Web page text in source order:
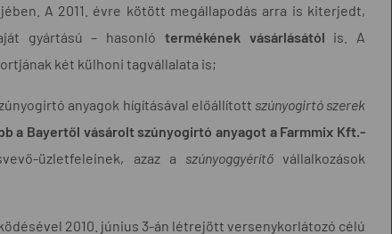
A 2011. évre kötött megállapodás arra is kiterjedt,
gyártású – hasonló termékének vásárlásától is. A
két külhoni tagvállalata is;
anyagok hígításával előállított szúnyogirtó szerek
a Bayertől vásárolt szúnyogirtó anyagot a Farmmix Kft.-
üzletfeleinek, azaz a szúnyoggyérítővállalkozások
2010. június 3-án létrejött versenykorlátozó célú